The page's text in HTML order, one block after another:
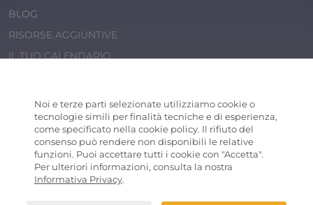
BLOG
RISORSE AGGIUNTIVE
IL TUO CALENDARIO
© 2026 Cosaporto S.r.l.P.IVA 14202471000
COSAPORTO ® is a registered trademark
Noi e terze parti selezionate utilizziamo cookie o
tecnologie simili per finalità tecniche e di esperienza,
come specificato nella cookie policy. Il rifiuto del
consenso può rendere non disponibili le relative
funzioni. Puoi accettare tutti i cookie con "Accetta".
Per ulteriori informazioni, consulta la nostra
Informativa Privacy.